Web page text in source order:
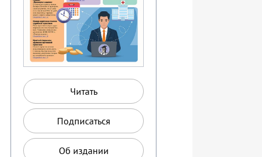
Читать
Подписаться
Об издании